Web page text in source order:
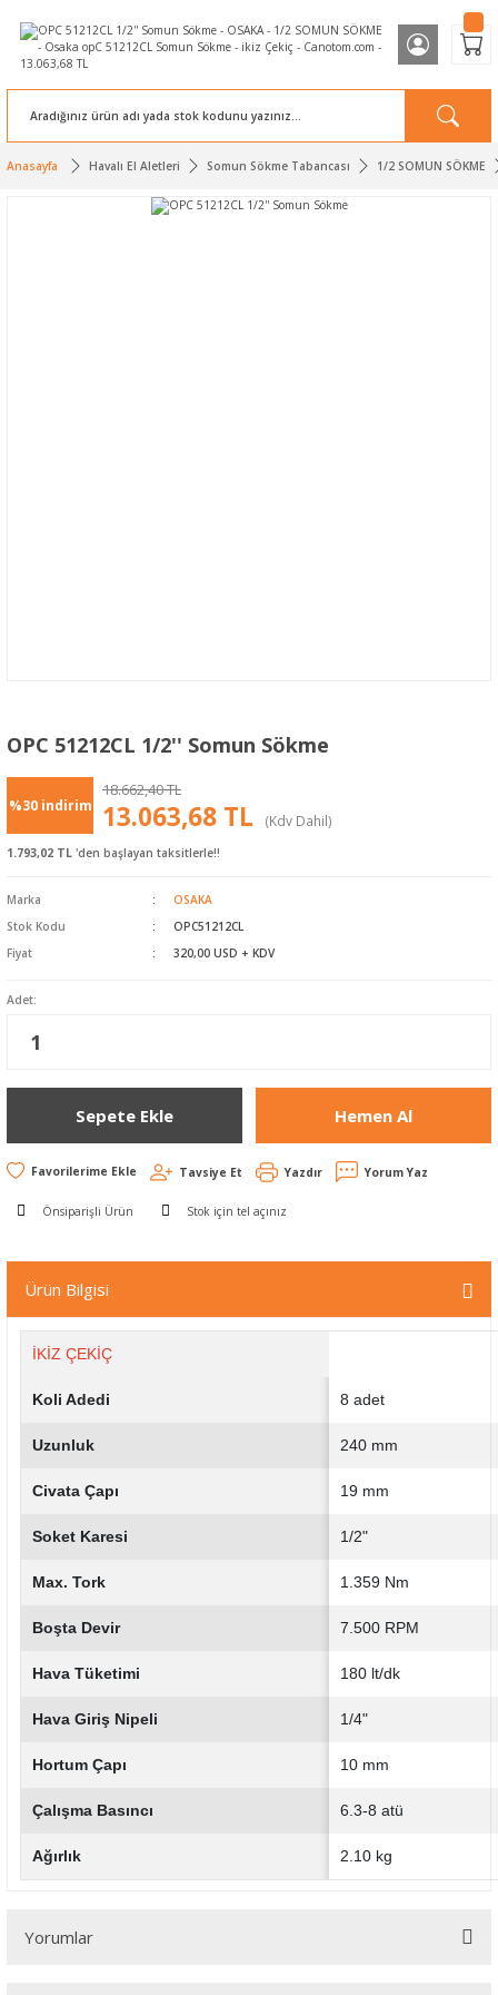
Anasayfa Havalı El Aletleri Somun Sökme Tabancası 1/2 SOMUN SÖKME
OPC 51212CL 1/2'' Somun Sökme
%30 indirim
18.662,40 TL
13.063,68 TL (Kdv Dahil)
1.793,02 TL 'den başlayan taksitlerle!!
Marka
OSAKA
Stok Kodu
OPC51212CL
Fiyat
320,00 USD + KDV
Adet:
Sepete Ekle Hemen Al
Tavsiye Et Yazdır Yorum Yaz
Önsiparişli Ürün Stok için tel açınız
Ürün Bilgisi
İKİZ ÇEKİÇ
Koli Adedi 8 adet
Uzunluk 240 mm
Civata Çapı 19 mm
Soket Karesi 1/2"
Max. Tork 1.359 Nm
Boşta Devir 7.500 RPM
Hava Tüketimi 180 lt/dk
Hava Giriş Nipeli 1/4"
Hortum Çapı 10 mm
Çalışma Basıncı 6.3-8 atü
Ağırlık 2.10 kg
Yorumlar